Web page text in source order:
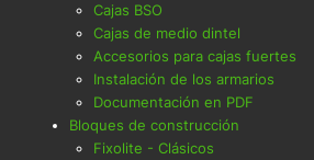
Cajas BSO
Cajas de medio dintel
Accesorios para cajas fuertes
Instalación de los armarios
Documentación en PDF
Bloques de construcción
Fixolite - Clásicos